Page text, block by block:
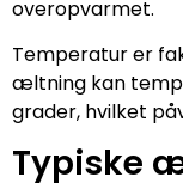
overopvarmet.
Temperatur er
æltning kan
grader, hvilket
Typiske